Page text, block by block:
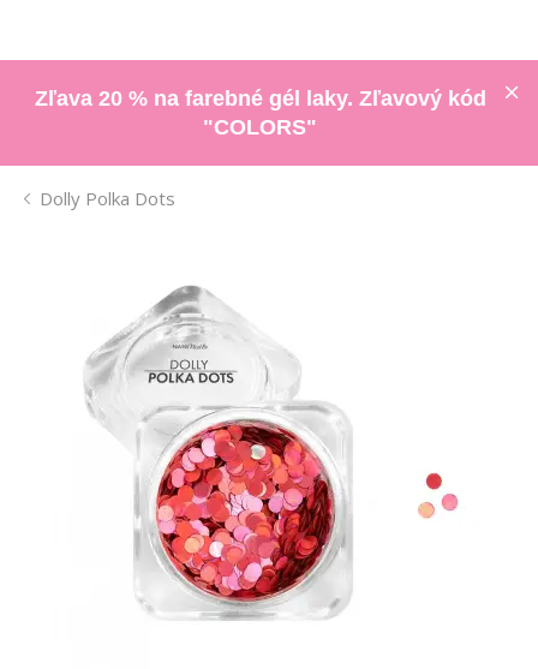
Zľava 20 % na farebné gél laky. Zľavový kód
"COLORS"
Dolly Polka Dots